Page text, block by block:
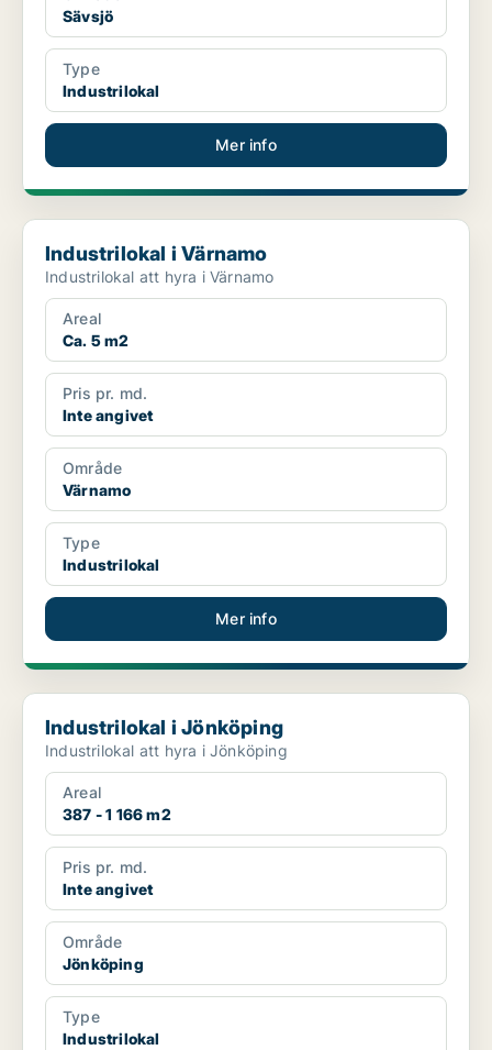
Sävsjö
Type
Industrilokal
Mer info
Industrilokal i Värnamo
Industrilokal i Värnamo
Industrilokal att hyra i Värnamo
Areal
Ca. 5 m2
Pris pr. md.
Inte angivet
Område
Värnamo
Type
Industrilokal
Mer info
Industrilokal i Jönköping
Industrilokal i Jönköping
Industrilokal att hyra i Jönköping
Areal
387 - 1 166 m2
Pris pr. md.
Inte angivet
Område
Jönköping
Type
Industrilokal